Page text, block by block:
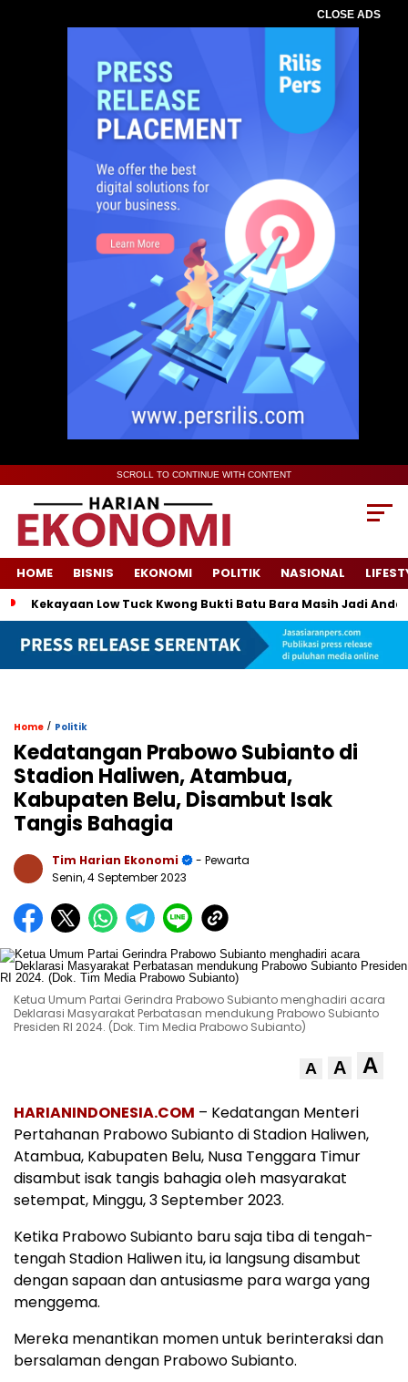
CLOSE ADS
SCROLL TO CONTINUE WITH CONTENT
HOME BISNIS EKONOMI POLITIK NASIONAL
Kekayaan Low Tuck Kwong Bukti Batu Bara Masih Jadi
Home / Politik
Kedatangan Prabowo Subianto di
Stadion Haliwen, Atambua,
Kabupaten Belu, Disambut Isak
Tangis Bahagia
Tim Harian Ekonomi
- Pewarta
Senin, 4 September 2023
Ketua Umum Partai Gerindra Prabowo Subianto menghadiri acara
Deklarasi Masyarakat Perbatasan mendukung Prabowo Subianto
Presiden RI 2024. (Dok. Tim Media Prabowo Subianto)
A A A
HARIANINDONESIA.COM – Kedatangan Menteri
Pertahanan Prabowo Subianto di Stadion Haliwen,
Atambua, Kabupaten Belu, Nusa Tenggara Timur
disambut isak tangis bahagia oleh masyarakat
setempat, Minggu, 3 September 2023.
Ketika Prabowo Subianto baru saja tiba di tengah-
tengah Stadion Haliwen itu, ia langsung disambut
dengan sapaan dan antusiasme para warga yang
menggema.
Mereka menantikan momen untuk berinteraksi dan
bersalaman dengan Prabowo Subianto.